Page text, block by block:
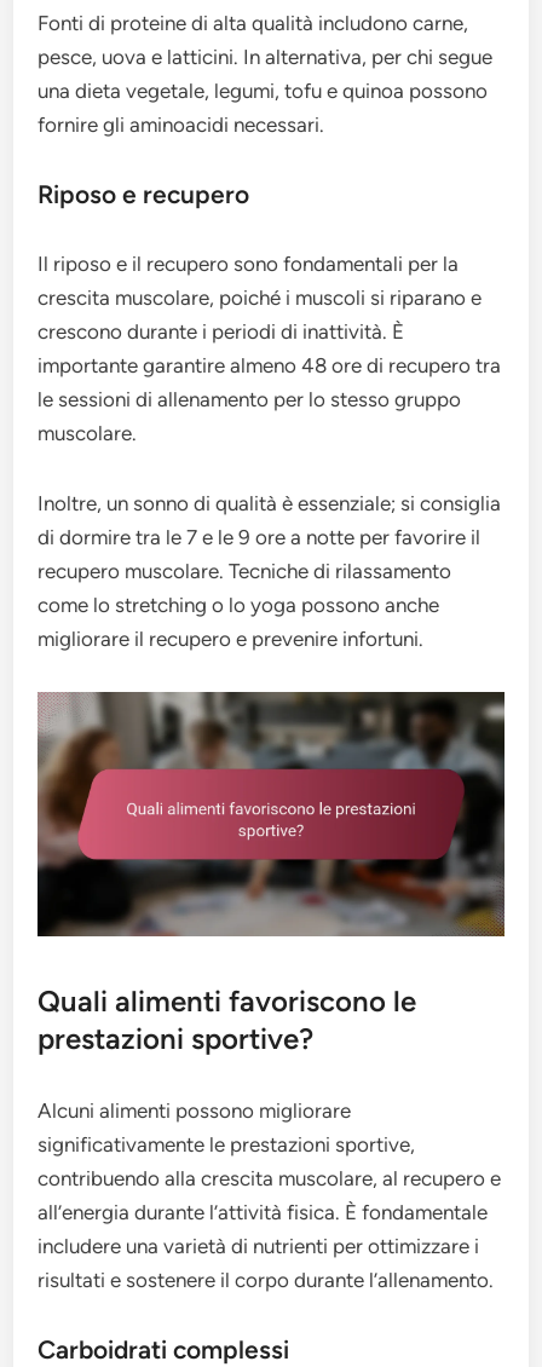
Fonti di proteine di alta qualità includono carne,
pesce, uova e latticini. In alternativa, per chi segue
una dieta vegetale, legumi, tofu e quinoa possono
fornire gli aminoacidi necessari.
Riposo e recupero
Il riposo e il recupero sono fondamentali per la
crescita muscolare, poiché i muscoli si riparano e
crescono durante i periodi di inattività. È
importante garantire almeno 48 ore di recupero tra
le sessioni di allenamento per lo stesso gruppo
muscolare.
Inoltre, un sonno di qualità è essenziale; si consiglia
di dormire tra le 7 e le 9 ore a notte per favorire il
recupero muscolare. Tecniche di rilassamento
come lo stretching o lo yoga possono anche
migliorare il recupero e prevenire infortuni.
Quali alimenti favoriscono le
prestazioni sportive?
Alcuni alimenti possono migliorare
significativamente le prestazioni sportive,
contribuendo alla crescita muscolare, al recupero e
all’energia durante l’attività fisica. È fondamentale
includere una varietà di nutrienti per ottimizzare i
risultati e sostenere il corpo durante l’allenamento.
Carboidrati complessi